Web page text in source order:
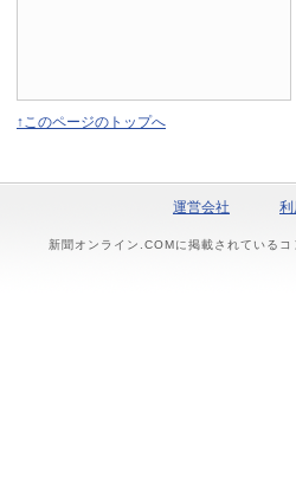
↑このページのトップへ
運営会社
新聞オンライン.COMに掲載されている